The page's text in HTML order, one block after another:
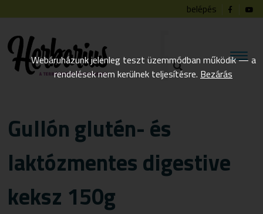
belépés
Gullón glutén- és
laktózmentes digestive
keksz 150g
Webáruházunk jelenleg teszt üzemmódban működik — a
rendelések nem kerülnek teljesítésre. Bezárás